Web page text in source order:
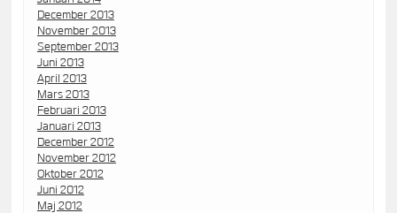
December 2013
November 2013
September 2013
Juni 2013
April 2013
Mars 2013
Februari 2013
Januari 2013
December 2012
November 2012
Oktober 2012
Juni 2012
Maj 2012